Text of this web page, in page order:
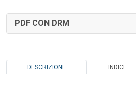
PDF CON DRM
DESCRIZIONE INDICE